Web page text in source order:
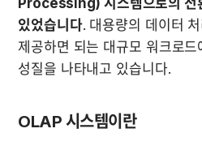
있었습니다. 대용량의 데이터
제공하면 되는 대규모 워크로드
성질을 나타내고 있습니다.
OLAP 시스템이란